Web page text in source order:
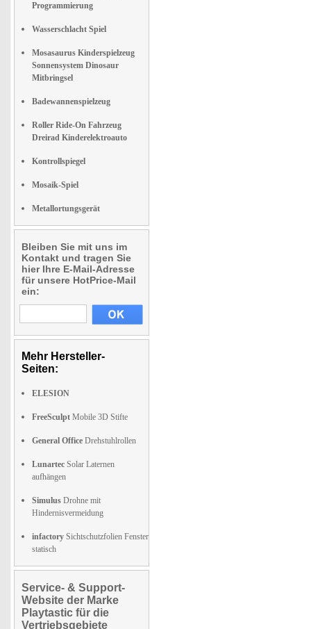
Programmierung
Wasserschlacht Spiel
Mosasaurus Kinderspielzeug
Sonnensystem Dinosaur
Mitbringsel
Badewannenspielzeug
Roller Ride-On Fahrzeug
Dreirad Kinderelektroauto
Kontrollspiegel
Mosaik-Spiel
Metallortungsgerät
Bleiben Sie mit uns im
Kontakt und tragen Sie
hier Ihre E-Mail-Adresse
für unsere HotPrice-Mail
ein:
Mehr Hersteller-
Seiten:
ELESION
FreeSculpt Mobile 3D Stifte
General Office Drehstuhlrollen
Lunartec Solar Laternen
aufhängen
Simulus Drohne mit
Hindernisvermeidung
infactory Sichtschutzfolien Fenster
statisch
Service- & Support-
Website der Marke
Playtastic für die
Vertriebsgebiete